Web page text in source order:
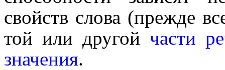
свойств слова (прежде
той или другой части
значения.